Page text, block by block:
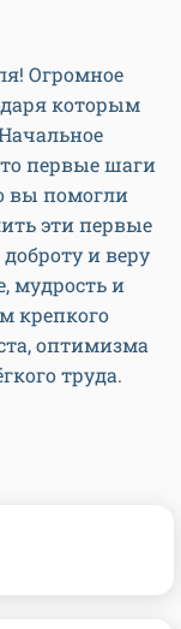
Огромное
которым
первые шаги
вы помогли
эти первые
и веру
мудрость и
крепкого
оптимизма
труда.